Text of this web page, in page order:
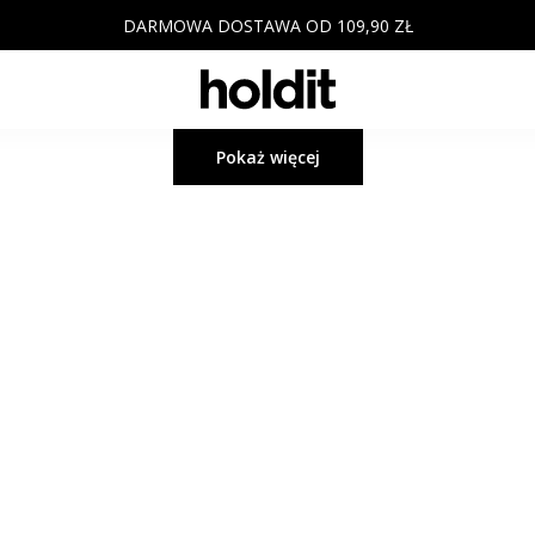
DARMOWA DOSTAWA OD 109,90 ZŁ
Pokaż więcej